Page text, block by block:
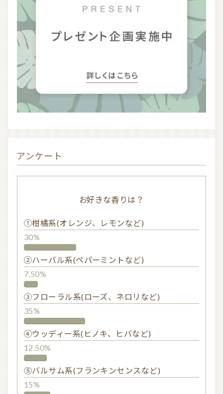
アンケート
お好きな香りは？
①柑橘系(オレンジ、レモンなど)
30%
②ハーバル系(ペパーミントなど)
7.50%
③フローラル系(ローズ、ネロリなど)
35%
④ウッディー系(ヒノキ、ヒバなど)
12.50%
⑤バルサム系(フランキンセンスなど)
15%